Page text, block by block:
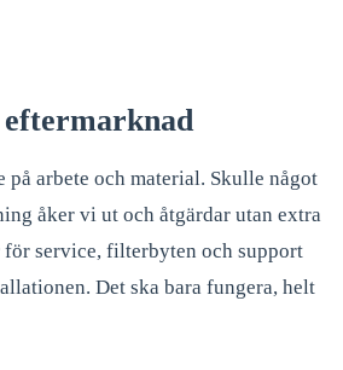
på arbete och material. Skulle något
åker vi ut och åtgärdar utan extra
service, filterbyten och support
Det ska bara fungera, helt